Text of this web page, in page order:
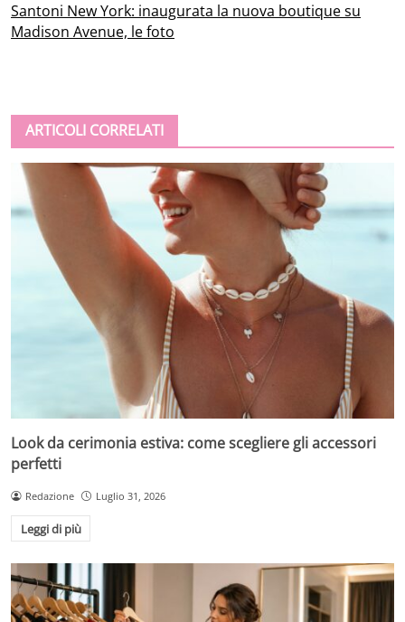
Santoni New York: inaugurata la nuova boutique su
Madison Avenue, le foto
ARTICOLI CORRELATI
Look da cerimonia estiva: come scegliere gli accessori
perfetti
Redazione Luglio 31, 2026
Leggi di più